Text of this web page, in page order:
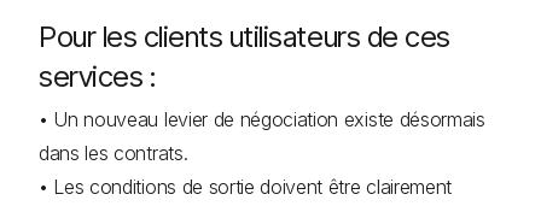
Pour les clients utilisateurs de ces
services :
• Un nouveau levier de négociation existe désormais
dans les contrats.
• Les conditions de sortie doivent être clairement